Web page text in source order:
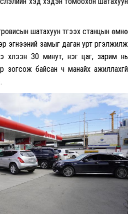
шатахуун түгээх станцын өмнө
эгнээний замыг даган урт үргэлжилж
30 минут, нэг цаг, зарим нь
зогсож байсан ч манайх ажиллахгүй